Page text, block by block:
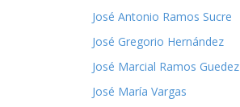
José Antonio Ramos Sucre
José Gregorio Hernández
José Marcial Ramos Guedez
José María Vargas